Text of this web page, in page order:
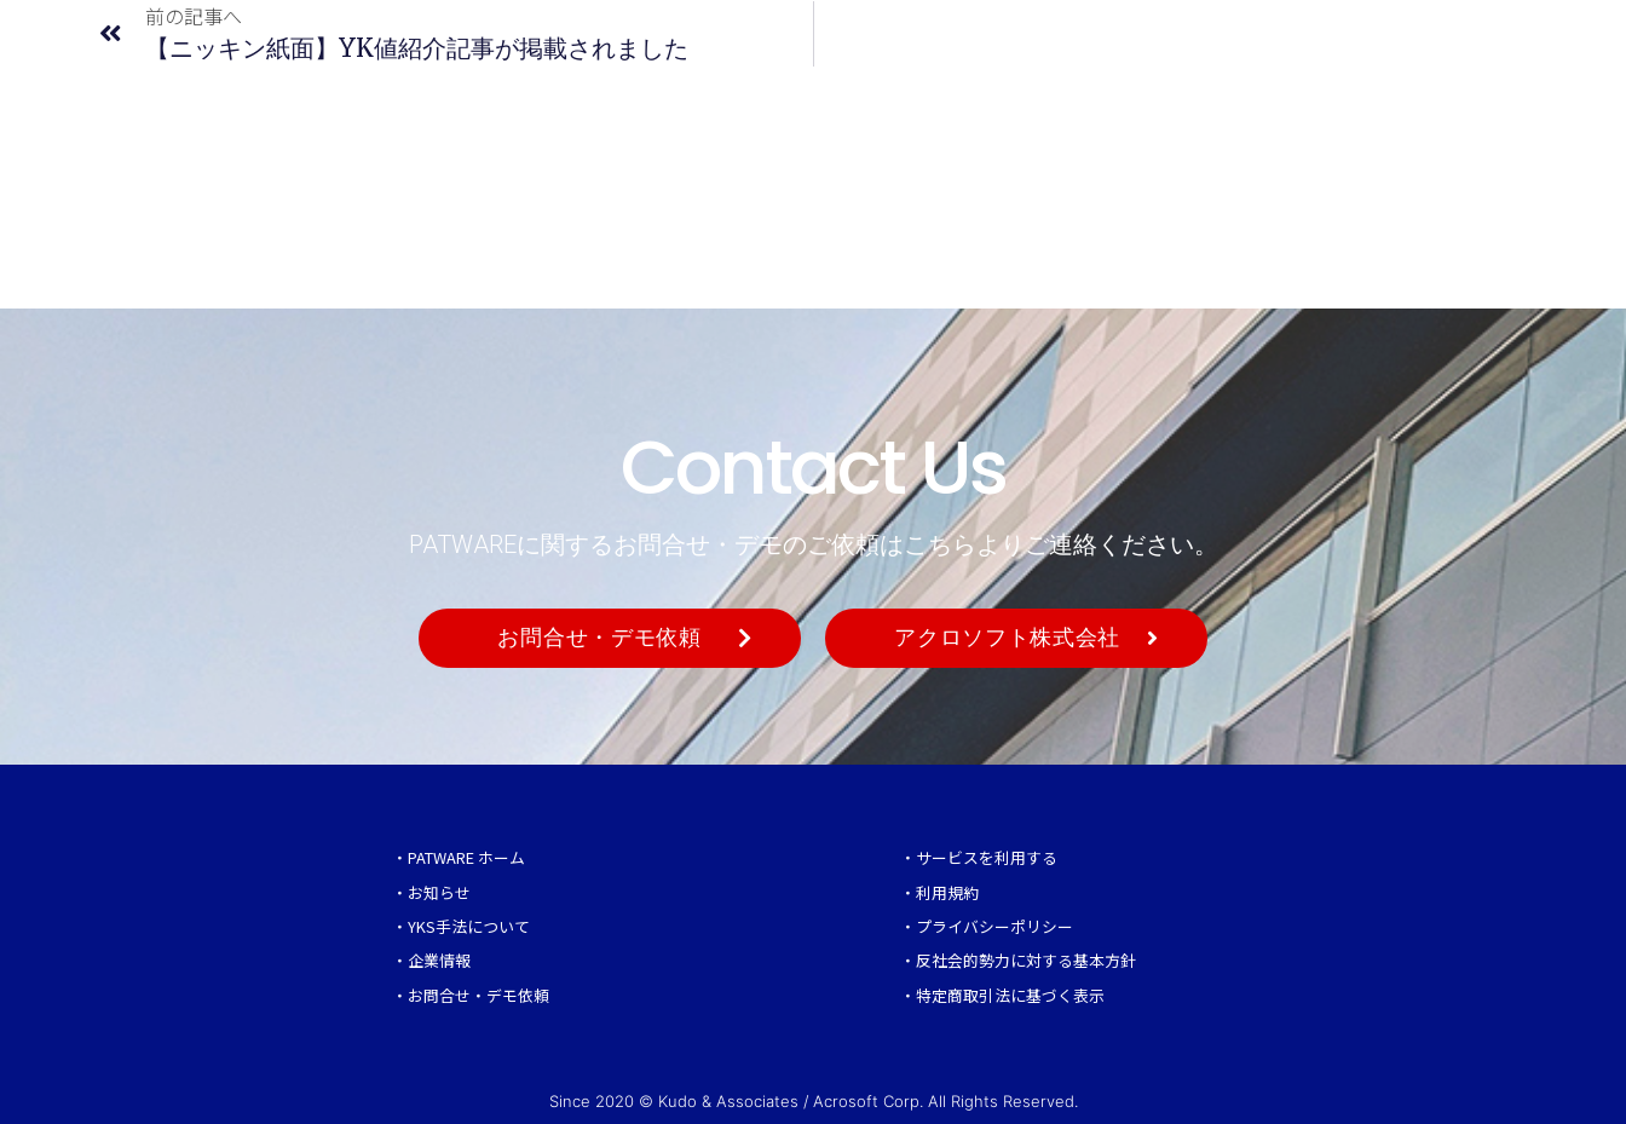
前の記事へ
【ニッキン紙面】YK値紹介記事が掲載されました
Contact Us
PATWAREに関するお問合せ・デモのご依頼はこちらよりご連絡ください。
お問合せ・デモ依頼 アクロソフト株式会社
・ PATWARE ホーム
・ お知らせ
・ YKS手法について
・ 企業情報
・ お問合せ・デモ依頼
・ サービスを利用する
・ 利用規約
・ プライバシーポリシー
・ 反社会的勢力に対する基本方針
・ 特定商取引法に基づく表示
Since 2020 © Kudo & Associates / Acrosoft Corp. All Rights Reserved.